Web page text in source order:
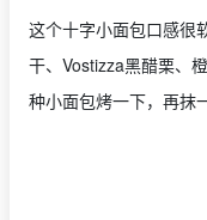
这个十字小面包口感很
干、Vostizza黑醋栗、
种小面包烤一下，再抹